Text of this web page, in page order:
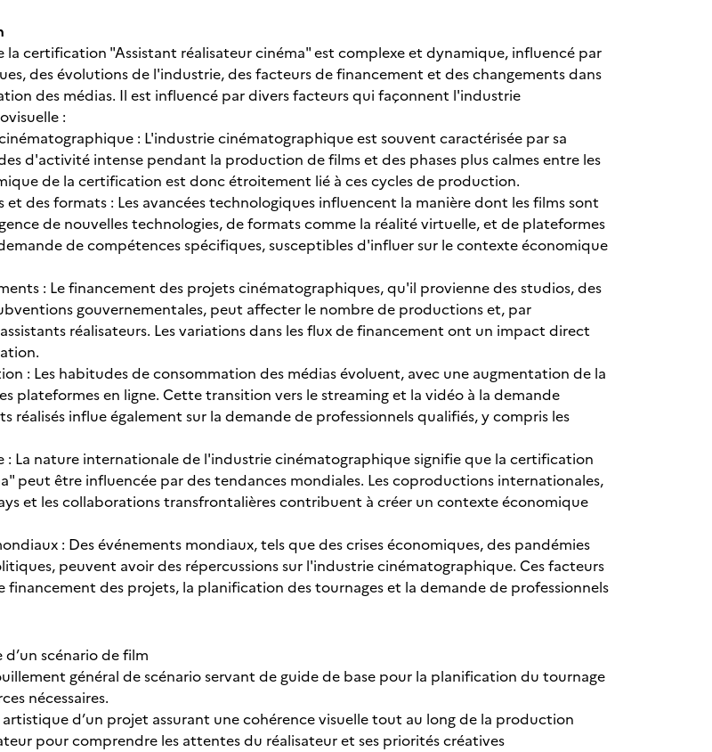
la certification "Assistant réalisateur cinéma" est complexe et dynamique, influencé par
des évolutions de l'industrie, des facteurs de financement et des changements dans
des médias. Il est influencé par divers facteurs qui façonnent l'industrie
:
: L'industrie cinématographique est souvent caractérisée par sa
d'activité intense pendant la production de films et des phases plus calmes entre les
de la certification est donc étroitement lié à ces cycles de production.
des formats : Les avancées technologiques influencent la manière dont les films sont
de nouvelles technologies, de formats comme la réalité virtuelle, et de plateformes
de compétences spécifiques, susceptibles d'influer sur le contexte économique
: Le financement des projets cinématographiques, qu'il provienne des studios, des
gouvernementales, peut affecter le nombre de productions et, par
réalisateurs. Les variations dans les flux de financement ont un impact direct
: Les habitudes de consommation des médias évoluent, avec une augmentation de la
plateformes en ligne. Cette transition vers le streaming et la vidéo à la demande
réalisés influe également sur la demande de professionnels qualifiés, y compris les
: La nature internationale de l'industrie cinématographique signifie que la certification
peut être influencée par des tendances mondiales. Les coproductions internationales,
et les collaborations transfrontalières contribuent à créer un contexte économique
: Des événements mondiaux, tels que des crises économiques, des pandémies
peuvent avoir des répercussions sur l'industrie cinématographique. Ces facteurs
des projets, la planification des tournages et la demande de professionnels
d’un scénario de film
général de scénario servant de guide de base pour la planification du tournage
nécessaires.
artistique d’un projet assurant une cohérence visuelle tout au long de la production
pour comprendre les attentes du réalisateur et ses priorités créatives